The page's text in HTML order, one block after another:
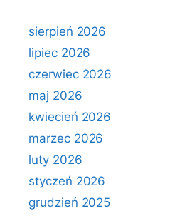
sierpień 2026
lipiec 2026
czerwiec 2026
maj 2026
kwiecień 2026
marzec 2026
luty 2026
styczeń 2026
grudzień 2025